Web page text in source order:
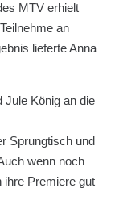
MTV erhielt
an
lieferte Anna
König an die
Sprungtisch und
wenn noch
ihre Premiere gut